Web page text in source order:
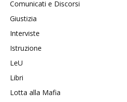
Comunicati e Discorsi
Giustizia
Interviste
Istruzione
LeU
Libri
Lotta alla Mafia